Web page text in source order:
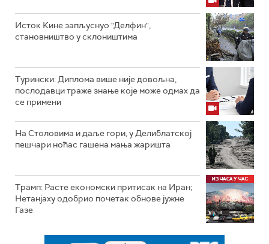
Исток Кине запљуснуо "Делфин",
становништво у склоништима
Турински: Диплома више није довољна,
послодавци траже знање које може одмах да
се примени
На Столовима и даље гори, у Делиблатској
пешчари ноћас гашена мања жаришта
Трамп: Расте економски притисак на Иран;
Нетанјаху одобрио почетак обнове јужне
Газе